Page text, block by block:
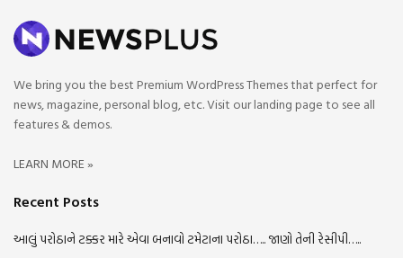
We bring you the best Premium WordPress Themes that perfect for
news, magazine, personal blog, etc. Visit our landing page to see all
features & demos.
LEARN MORE »
Recent Posts
આલું પરોઠાને ટક્કર મારે એવા બનાવો ટમેટાના પરોઠા….. જાણો તેની રેસીપી…..